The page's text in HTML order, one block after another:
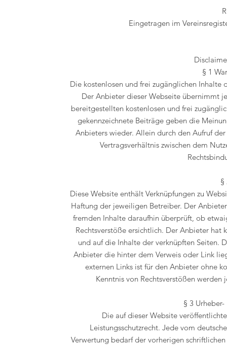
Eingetragen im
§ 1
Die kostenlosen und frei zugänglichen
Der Anbieter dieser Webseite übernimmt
bereitgestellten kostenlosen und frei
gekennzeichnete Beiträge geben die
Anbieters wieder. Allein durch den Aufruf
Vertragsverhältnis zwischen dem
§
Diese Website enthält Verknüpfungen zu
Haftung der jeweiligen Betreiber. Der
fremden Inhalte daraufhin überprüft, ob
Rechtsverstöße ersichtlich. Der Anbieter hat
und auf die Inhalte der verknüpften Seiten.
Anbieter die hinter dem Verweis oder Link
externen Links ist für den Anbieter ohne
Kenntnis von Rechtsverstößen
§ 3
Die auf dieser Website
Leistungsschutzrecht. Jede vom
Verwertung bedarf der vorherigen